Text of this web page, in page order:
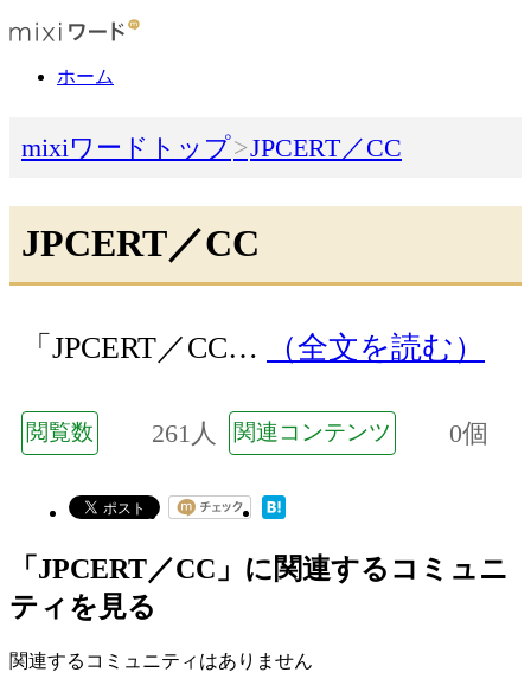
ホーム
mixiワードトップ JPCERT／CC
JPCERT／CC
「JPCERT／CC… （全文を読む）
閲覧数 261人 関連コンテンツ 0個
「JPCERT／CC」に関連するコミュニ
ティを見る
関連するコミュニティはありません